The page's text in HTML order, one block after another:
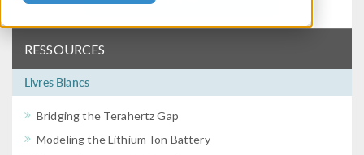
RESSOURCES
Livres Blancs
Bridging the Terahertz Gap
Modeling the Lithium-Ion Battery